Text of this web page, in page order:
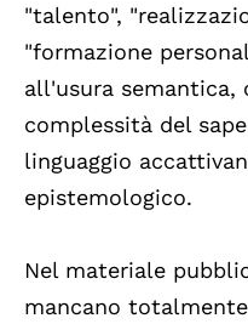
"talento",
"formazione
all'usura semantica,
complessità del
linguaggio
epistemologico.
Nel materiale
mancano